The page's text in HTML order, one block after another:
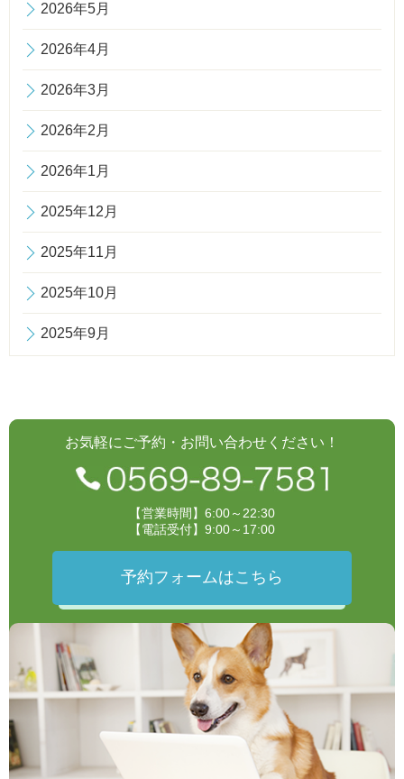
2026年5月
2026年4月
2026年3月
2026年2月
2026年1月
2025年12月
2025年11月
2025年10月
2025年9月
お気軽にご予約・お問い合わせください！
【営業時間】6:00～22:30
【電話受付】9:00～17:00
予約フォームはこちら